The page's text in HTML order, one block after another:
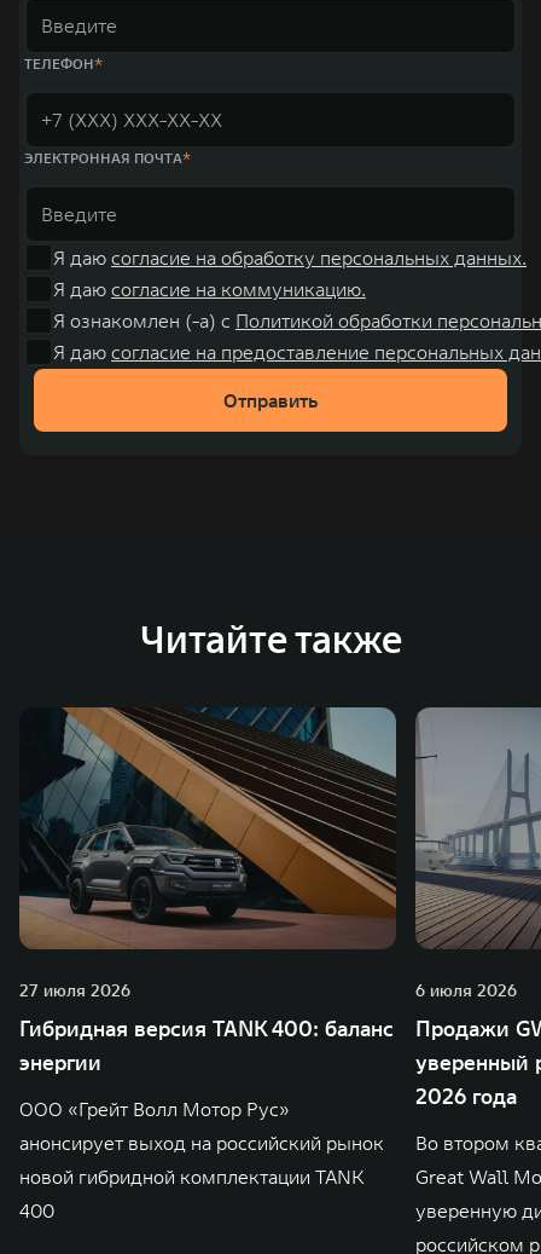
ТЕЛЕФОН
ЭЛЕКТРОННАЯ ПОЧТА
Я даю согласие на обработку персональных данных.
Я даю согласие на коммуникацию.
Я ознакомлен (-а) с Политикой обработки
Я даю согласие на предоставление персональных
Отправить
Читайте также
27 июля 2026
Гибридная версия TANK 400: баланс
энергии
ООО «Грейт Волл Мотор Рус»
анонсирует выход на российский рынок
новой гибридной комплектации TANK
400
6 июля 2026
Продажи
уверенный
2026 года
Во втором
Great Wall
уверенную
российском